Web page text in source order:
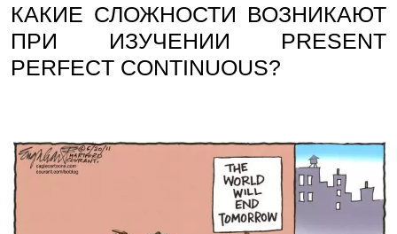
КАКИЕ СЛОЖНОСТИ ВОЗНИКАЮТ
ПРИ ИЗУЧЕНИИ PRESENT
PERFECT CONTINUOUS?